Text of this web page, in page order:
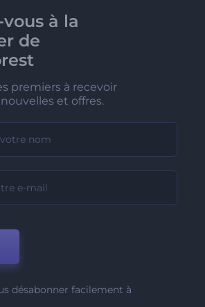
à la
de
premiers à recevoir
et offres.
désabonner facilement à